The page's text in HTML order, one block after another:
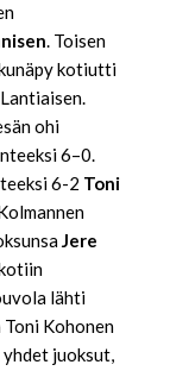
. Toisen
kotiutti
ohi
6–0.
6-2 Toni
Jere
lähti
Toni Kohonen
juoksut,